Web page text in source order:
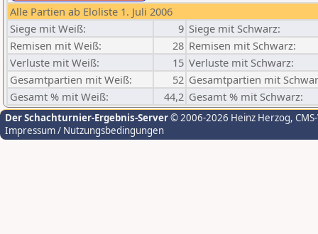
Alle Partien ab Eloliste 1. Juli 2006
Siege mit Weiß:
9 Siege mit Schwarz:
Remisen mit Weiß:
28 Remisen mit Schwarz:
Verluste mit Weiß:
15 Verluste mit Schwarz:
Gesamtpartien mit Weiß:
52 Gesamtpartien mit
Gesamt % mit Weiß:
44,2 Gesamt % mit Schwarz:
Der Schachturnier-Ergebnis-Server© 2006-2026 Heinz Herzog,
Impressum / Nutzungsbedingungen